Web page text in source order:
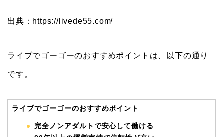
出典：https://livede55.com/
ライブでゴーゴーのおすすめポイントは、以下の通り
です。
ライブでゴーゴーのおすすめポイント
完全ノンアダルトで安心して働ける